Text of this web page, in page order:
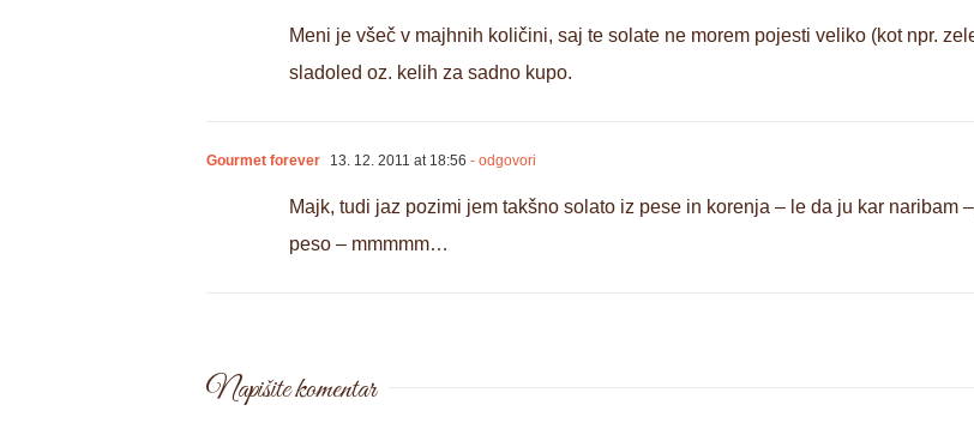
Meni je všeč v majhnih količini, saj te solate ne morem pojesti veliko (kot npr.
sladoled oz. kelih za sadno kupo.
Gourmet forever 13. 12. 2011 at 18:56 - odgovori
Majk, tudi jaz pozimi jem takšno solato iz pese in korenja – le da ju kar naribam
peso – mmmmm…
Napišite komentar